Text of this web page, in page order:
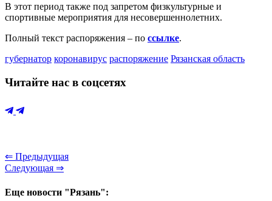
В этот период также под запретом физкультурные и
спортивные мероприятия для несовершеннолетних.
Полный текст распоряжения – по ссылке.
губернатор коронавирус распоряжение Рязанская область
Читайте нас в соцсетях
⇐ Предыдущая
Следующая ⇒
Еще новости "Рязань":